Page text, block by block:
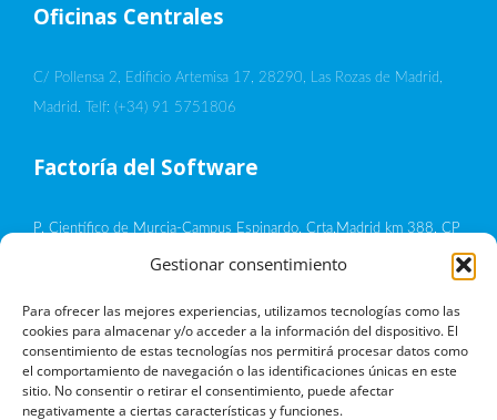
Gestionar consentimiento
Para ofrecer las mejores experiencias, utilizamos tecnologías como las
cookies para almacenar y/o acceder a la información del dispositivo. El
consentimiento de estas tecnologías nos permitirá procesar datos como
el comportamiento de navegación o las identificaciones únicas en este
sitio. No consentir o retirar el consentimiento, puede afectar
negativamente a ciertas características y funciones.
Oficinas Centrales
C/ Pollensa 2, Edificio Artemisa 17, 28290, Las Rozas de Madrid,
Madrid. Telf: (+34) 91 5751806
Factoría del Software
P. Científico de Murcia-Campus Espinardo, Crta.Madrid km 388, CP
Aviso legal
Política de cookies